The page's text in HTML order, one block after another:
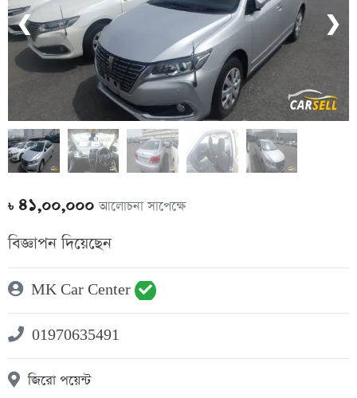
❮ ❯
৳৪১,০০,০০০আলোচনা সাপেক্ষে
বিজ্ঞাপন দিয়েছেন
MK Car Center
01970635491
জিরো পয়েন্ট